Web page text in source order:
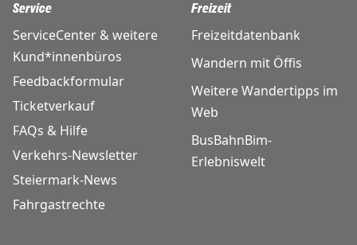
Service
ServiceCenter & weitere
Kund*innenbüros
Feedbackformular
Ticketverkauf
FAQs & Hilfe
Verkehrs-Newsletter
Steiermark-News
Fahrgastrechte
Freizeit
Freizeitdatenbank
Wandern mit Öffis
Weitere Wandertipps im
Web
BusBahnBim-
Erlebniswelt